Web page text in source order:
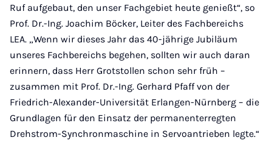
Ruf aufgebaut, den unser Fachgebiet heute genießt“, so
Prof. Dr.-Ing. Joachim Böcker, Leiter des Fachbereichs
LEA. „Wenn wir dieses Jahr das 40-jährige Jubiläum
unseres Fachbereichs begehen, sollten wir auch daran
erinnern, dass Herr Grotstollen schon sehr früh –
zusammen mit Prof. Dr.-Ing. Gerhard Pfaff von der
Friedrich-Alexander-Universität Erlangen-Nürnberg – die
Grundlagen für den Einsatz der permanenterregten
Drehstrom-Synchronmaschine in Servoantrieben legte.“